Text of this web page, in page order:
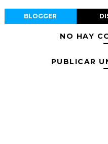
BLOGGER
NO HAY
PUBLICAR